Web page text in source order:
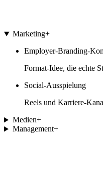
Marketing+
Employer-Branding-
Format-Idee, die echte
Social-Ausspielung
Reels und Karriere-
Medien+
Management+